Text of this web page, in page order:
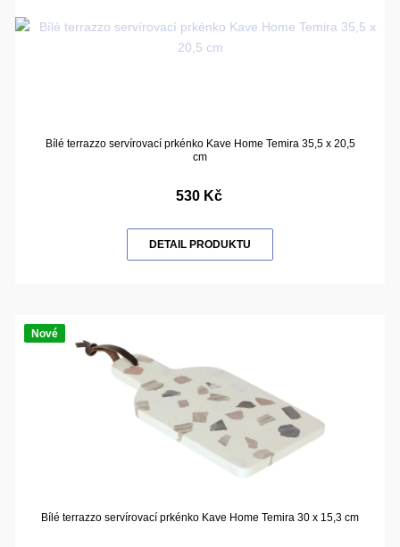
Bílé terrazzo servírovací prkénko Kave Home Temira 35,5 x 20,5
cm
530 Kč
DETAIL PRODUKTU
Nové
Bílé terrazzo servírovací prkénko Kave Home Temira 30 x 15,3 cm